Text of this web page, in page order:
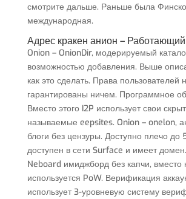
смотрите дальше. Раньше была
международная.
Адрес кракен анион –
Onion – OnionDir, модерируемый
возможностью добавления. Выше
как это сделать. Права пользователей
гарантированы ничем. Программное
Вместо этого I2P использует свои
называемые eepsites. Onion – onelon,
блоги без цензуры. Доступно плечо до
доступен в сети Surface и имеет
Neboard имиджборд без капчи, вместо
используется PoW. Верификация
использует 3-уровневую систему